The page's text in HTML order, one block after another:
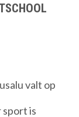
valt op
sport is